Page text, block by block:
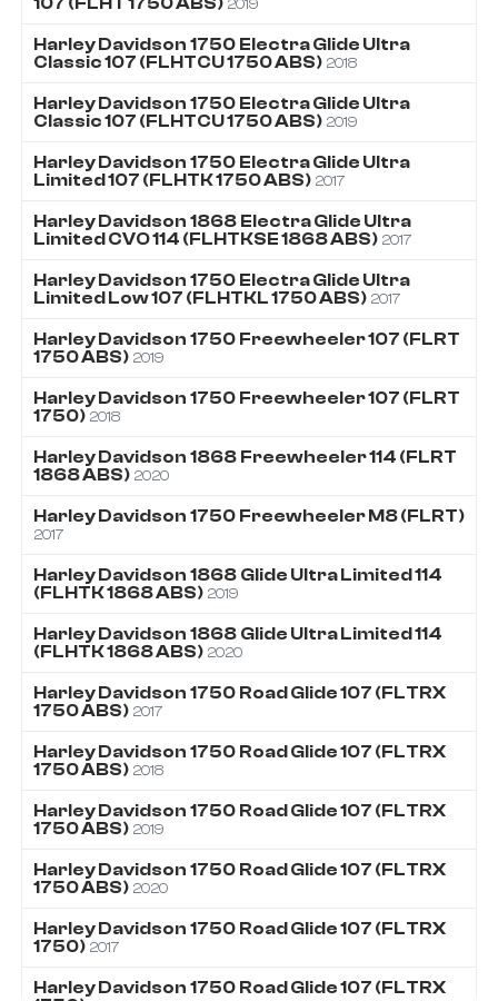
2019
Harley Davidson 1750 Electra Glide Ultra
Classic 107 (FLHTCU 1750 ABS) 2018
Harley Davidson 1750 Electra Glide Ultra
Classic 107 (FLHTCU 1750 ABS) 2019
Harley Davidson 1750 Electra Glide Ultra
Limited 107 (FLHTK 1750 ABS) 2017
Harley Davidson 1868 Electra Glide Ultra
Limited CVO 114 (FLHTKSE 1868 ABS) 2017
Harley Davidson 1750 Electra Glide Ultra
Limited Low 107 (FLHTKL 1750 ABS) 2017
Harley Davidson 1750 Freewheeler 107 (FLRT
1750 ABS) 2019
Harley Davidson 1750 Freewheeler 107 (FLRT
1750) 2018
Harley Davidson 1868 Freewheeler 114 (FLRT
1868 ABS) 2020
Harley Davidson 1750 Freewheeler M8 (FLRT)
2017
Harley Davidson 1868 Glide Ultra Limited 114
(FLHTK 1868 ABS) 2019
Harley Davidson 1868 Glide Ultra Limited 114
(FLHTK 1868 ABS) 2020
Harley Davidson 1750 Road Glide 107 (FLTRX
1750 ABS) 2017
Harley Davidson 1750 Road Glide 107 (FLTRX
1750 ABS) 2018
Harley Davidson 1750 Road Glide 107 (FLTRX
1750 ABS) 2019
Harley Davidson 1750 Road Glide 107 (FLTRX
1750 ABS) 2020
Harley Davidson 1750 Road Glide 107 (FLTRX
1750) 2017
Harley Davidson 1750 Road Glide 107 (FLTRX